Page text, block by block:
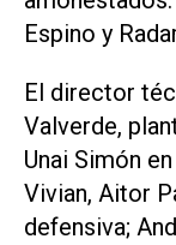
Espino y
El director
Valverde,
Unai Simón
Vivian, Aitor
defensiva;